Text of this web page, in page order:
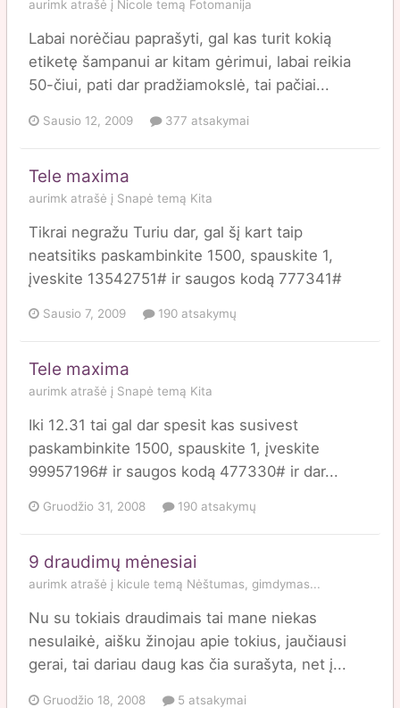
aurimk atrašė į Nicole temą Fotomanija
Labai norėčiau paprašyti, gal kas turit kokią
etiketę šampanui ar kitam gėrimui, labai reikia
50-čiui, pati dar pradžiamokslė, tai pačiai...
Sausio 12, 2009 377 atsakymai
Tele maxima
aurimk atrašė į Snapė temą Kita
Tikrai negražu Turiu dar, gal šį kart taip
neatsitiks paskambinkite 1500, spauskite 1,
įveskite 13542751# ir saugos kodą 777341#
Sausio 7, 2009 190 atsakymų
Tele maxima
aurimk atrašė į Snapė temą Kita
Iki 12.31 tai gal dar spesit kas susivest
paskambinkite 1500, spauskite 1, įveskite
99957196# ir saugos kodą 477330# ir dar...
Gruodžio 31, 2008 190 atsakymų
9 draudimų mėnesiai
aurimk atrašė į kicule temą Nėštumas, gimdymas...
Nu su tokiais draudimais tai mane niekas
nesulaikė, aišku žinojau apie tokius, jaučiausi
gerai, tai dariau daug kas čia surašyta, net į...
Gruodžio 18, 2008 5 atsakymai